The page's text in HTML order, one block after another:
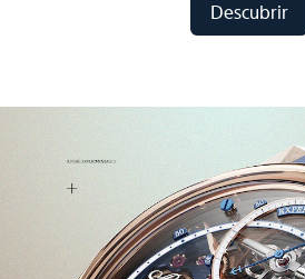
Descubrir